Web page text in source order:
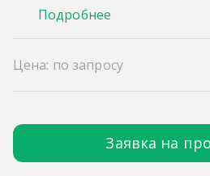
Подробнее
Цена: по запросу
Заявка на